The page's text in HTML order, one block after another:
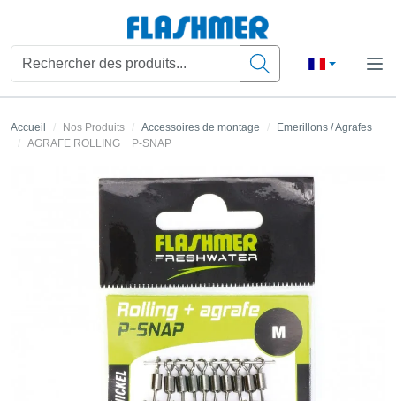
Accueil Nos Produits Accessoires de montage
Emerillons / Agrafes
AGRAFE ROLLING + P-SNAP